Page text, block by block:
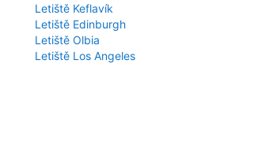
Letiště Keflavík
Letiště Edinburgh
Letiště Olbia
Letiště Los Angeles